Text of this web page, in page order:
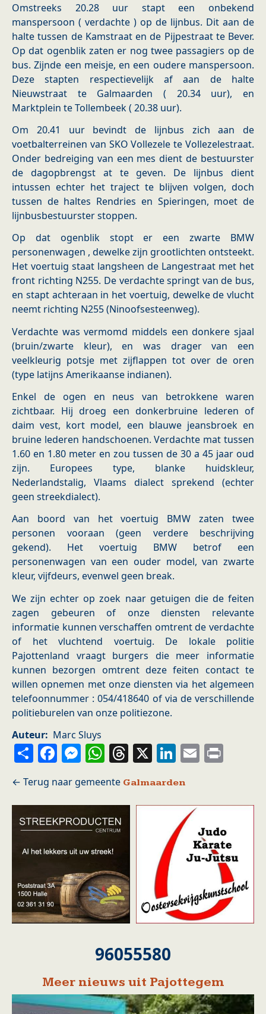
Omstreeks 20.28 uur stapt een onbekend
manspersoon ( verdachte ) op de lijnbus. Dit aan de
halte tussen de Kamstraat en de Pijpestraat te Bever.
Op dat ogenblik zaten er nog twee passagiers op de
bus. Zijnde een meisje, en een oudere manspersoon.
Deze stapten respectievelijk af aan de halte
Nieuwstraat te Galmaarden ( 20.34 uur), en
Marktplein te Tollembeek ( 20.38 uur).
Om 20.41 uur bevindt de lijnbus zich aan de
voetbalterreinen van SKO Vollezele te Vollezelestraat.
Onder bedreiging van een mes dient de bestuurster
de dagopbrengst at te geven. De lijnbus dient
intussen echter het traject te blijven volgen, doch
tussen de haltes Rendries en Spieringen, moet de
lijnbusbestuurster stoppen.
Op dat ogenblik stopt er een zwarte BMW
personenwagen , dewelke zijn grootlichten ontsteekt.
Het voertuig staat langsheen de Langestraat met het
front richting N255. De verdachte springt van de bus,
en stapt achteraan in het voertuig, dewelke de vlucht
neemt richting N255 (Ninoofsesteenweg).
Verdachte was vermomd middels een donkere sjaal
(bruin/zwarte kleur), en was drager van een
veelkleurig potsje met zijflappen tot over de oren
(type latijns Amerikaanse indianen).
Enkel de ogen en neus van betrokkene waren
zichtbaar. Hij droeg een donkerbruine lederen of
daim vest, kort model, een blauwe jeansbroek en
bruine lederen handschoenen. Verdachte mat tussen
1.60 en 1.80 meter en zou tussen de 30 a 45 jaar oud
zijn. Europees type, blanke huidskleur,
Nederlandstalig, Vlaams dialect sprekend (echter
geen streekdialect).
Aan boord van het voertuig BMW zaten twee
personen vooraan (geen verdere beschrijving
gekend). Het voertuig BMW betrof een
personenwagen van een ouder model, van zwarte
kleur, vijfdeurs, evenwel geen break.
We zijn echter op zoek naar getuigen die de feiten
zagen gebeuren of onze diensten relevante
informatie kunnen verschaffen omtrent de verdachte
of het vluchtend voertuig. De lokale politie
Pajottenland vraagt burgers die meer informatie
kunnen bezorgen omtrent deze feiten contact te
willen opnemen met onze diensten via het algemeen
telefoonnummer : 054/418640 of via de verschillende
politieburelen van onze politiezone.
Auteur
Marc Sluys
ShareFacebook
Messenger
WhatsApp
Threads
X LinkedIn
Email
Galmaarden
96055580
Meer nieuws uit Pajottegem